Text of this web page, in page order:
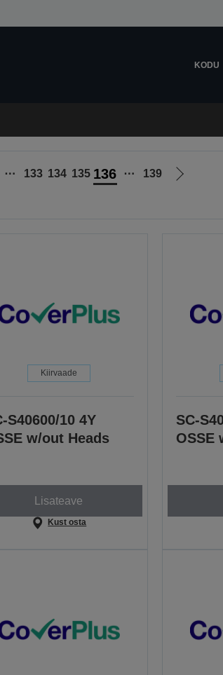
KODU
⋯ 133 134 135 136 ⋯ 139
Liigu
Kiirvaade
S40600/10 4Y
w/out Heads
Lisateave
Kust osta
SC-
OSSE